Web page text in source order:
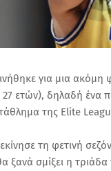
για μια
27 ετών), δηλαδή
της Elite
τη φετινή
ξανά σμίξει η